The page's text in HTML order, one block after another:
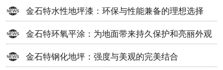
金石特水性地坪漆：环保与性能兼备的理想选择
金石特环氧平涂：为地面带来持久保护和亮丽外观
金石特钢化地坪：强度与美观的完美结合